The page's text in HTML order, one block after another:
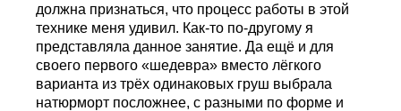
должна признаться, что процесс работы в этой
технике меня удивил. Как-то по-другому я
представляла данное занятие. Да ещё и для
своего первого «шедевра» вместо лёгкого
варианта из трёх одинаковых груш выбрала
натюрморт посложнее, с разными по форме и